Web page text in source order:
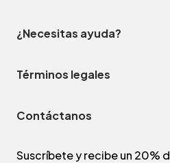
¿Necesitas ayuda?
Términos legales
Contáctanos
Suscríbete y recibe un 20%